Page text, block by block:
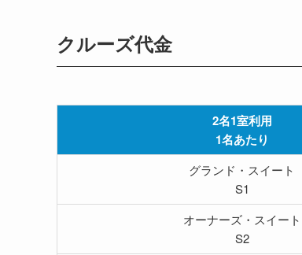
クルーズ代金
2名1室利用
1名あたり
グランド・ スイート
S1
オーナーズ・ スイート
S2